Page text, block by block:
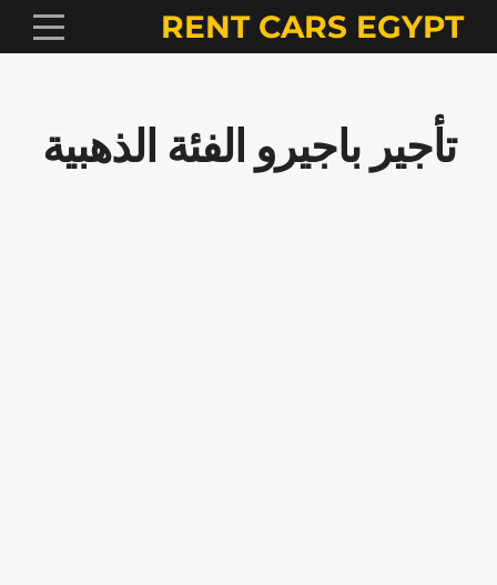
RENT CARS EGYPT
تأجير باجيرو الفئة الذهبية